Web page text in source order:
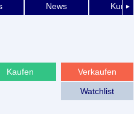
►
News
Verkaufen
Kaufen
Watchlist